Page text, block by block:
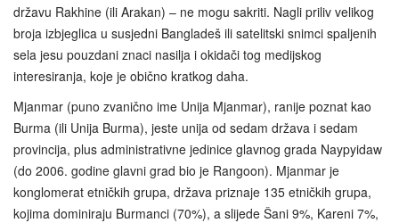
državu Rakhine (ili Arakan) – ne mogu sakriti. Nagli priliv velikog
broja izbjeglica u susjedni Bangladeš ili satelitski snimci spaljenih
sela jesu pouzdani znaci nasilja i okidači tog medijskog
interesiranja, koje je obično kratkog daha.
Mjanmar (puno zvanično ime Unija Mjanmar), ranije poznat kao
Burma (ili Unija Burma), jeste unija od sedam država i sedam
provincija, plus administrativne jedinice glavnog grada Naypyidaw
(do 2006. godine glavni grad bio je Rangoon). Mjanmar je
konglomerat etničkih grupa, država priznaje 135 etničkih grupa,
kojima dominiraju Burmanci (70%), a slijede Šani 9%, Kareni 7%,